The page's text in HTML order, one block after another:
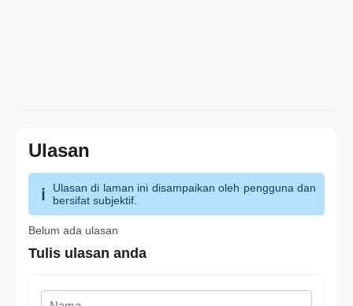
Ulasan
Ulasan di laman ini disampaikan oleh pengguna dan
bersifat subjektif.
Belum ada ulasan
Tulis ulasan anda